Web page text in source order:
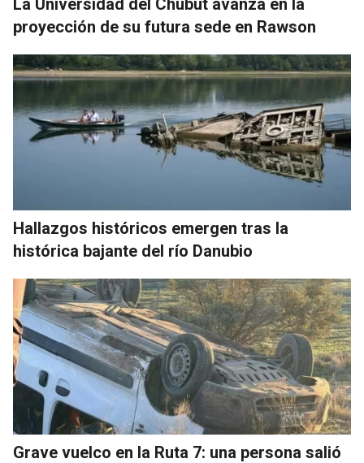
La Universidad del Chubut avanza en la
proyección de su futura sede en Rawson
Hallazgos históricos emergen tras la
histórica bajante del río Danubio
Grave vuelco en la Ruta 7: una persona salió